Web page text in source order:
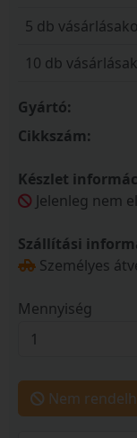
5 db
10 db
Gyártó:
Cikkszám:
Készlet
Jelenleg nem
Szállítási
Személyes
Mennyiség
Nem